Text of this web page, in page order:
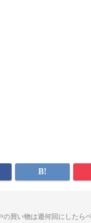
の買い物は週何回にしたら